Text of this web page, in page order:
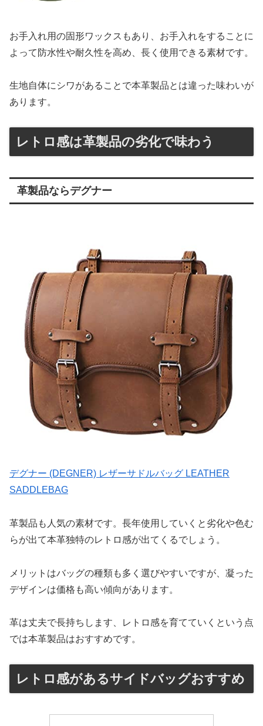
お手入れ用の固形ワックスもあり、お手入れをすることに
よって防水性や耐久性を高め、長く使用できる素材です。
生地自体にシワがあることで本革製品とは違った味わいが
あります。
レトロ感は革製品の劣化で味わう
革製品ならデグナー
デグナー (DEGNER) レザーサドルバッグ LEATHER
SADDLEBAG
革製品も人気の素材です。長年使用していくと劣化や色む
らが出て本革独特のレトロ感が出てくるでしょう。
メリットはバッグの種類も多く選びやすいですが、凝った
デザインは価格も高い傾向があります。
革は丈夫で長持ちします、レトロ感を育てていくという点
では本革製品はおすすめです。
レトロ感があるサイドバッグおすすめ